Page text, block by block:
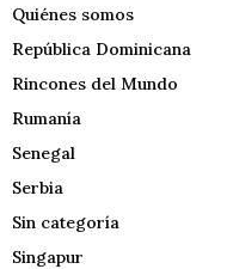
Quiénes somos
República Dominicana
Rincones del Mundo
Rumanía
Senegal
Serbia
Sin categoría
Singapur